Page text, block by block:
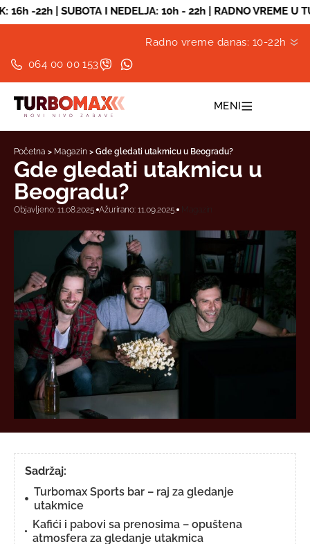
I NEDELJA: 10h - 22h | RADNO VREME U
Radno vreme danas: 10-22h
064 00 00 153
MENI
Početna > Magazin > Gde gledati utakmicu u Beogradu?
Gde gledati utakmicu u
Beogradu?
Objavljeno: 11.08.2025. Ažurirano: 11.09.2025.
Sadržaj:
Turbomax Sports bar – raj za gledanje
utakmice
Kafići i pabovi sa prenosima – opuštena
atmosfera za gledanje utakmica